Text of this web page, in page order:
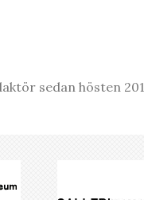
sedan hösten